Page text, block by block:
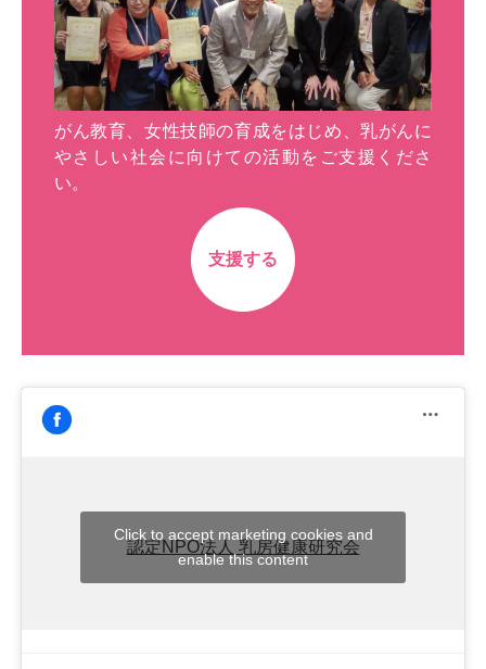
がん教育、女性技師の育成をはじめ、乳がんに
やさしい社会に向けての活動をご支援くださ
い。
支援する
認定NPO法人 乳房健康研究会
Click to accept marketing cookies and
enable this content